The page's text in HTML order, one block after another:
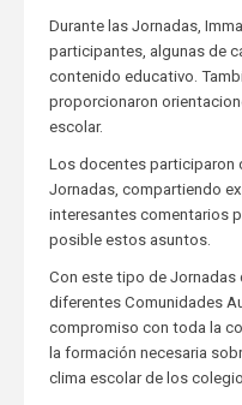
Durante las Jornadas,
participantes, algunas de
contenido educativo.
proporcionaron
escolar.
Los docentes participaron
Jornadas, compartiendo
interesantes comentarios
posible estos asuntos.
Con este tipo de Jornadas
diferentes Comunidades
compromiso con toda la
la formación necesaria
clima escolar de los